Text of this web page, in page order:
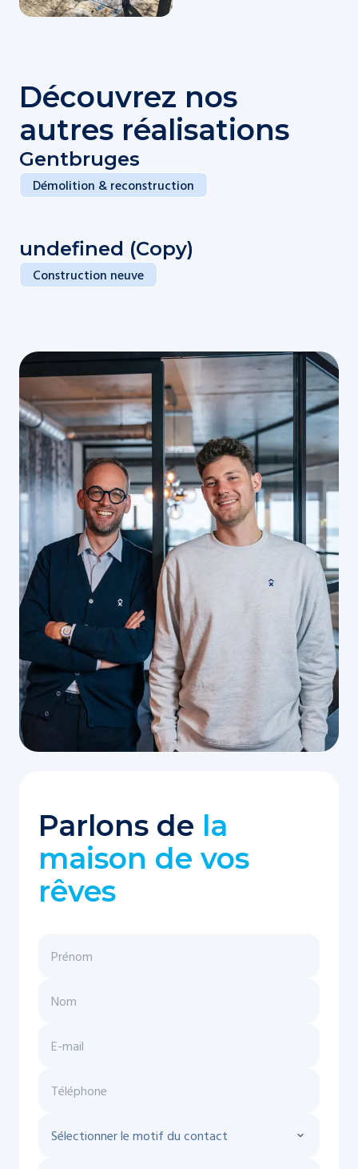
Découvrez nos
autres réalisations
Gentbruges
Démolition & reconstruction
undefined (Copy)
Construction neuve
Parlons de la
maison de vos
rêves